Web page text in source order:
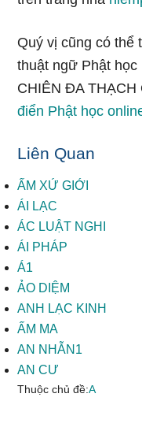
Quý vị cũng có thể
thuật ngữ Phật
CHIÊN ĐA
điển Phật học
Liên Quan
ẤM XỨ GIỚI
ÁI LẠC
ÁC LUẬT NGHI
ÁI PHÁP
Á1
ẢO DIỆM
ANH LẠC KINH
ẤM MA
AN NHẪN1
AN CƯ
Thuộc chủ đề:A